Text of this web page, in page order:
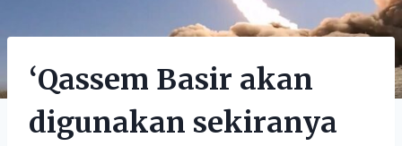
‘Qassem Basir akan
digunakan sekiranya